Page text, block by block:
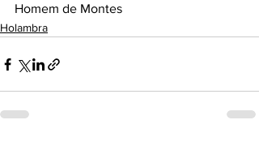
Homem de Montes
Holambra